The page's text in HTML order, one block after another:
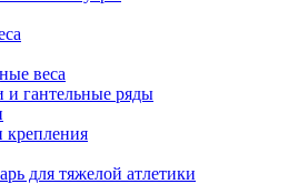
веса
и гантельные ряды
крепления
для тяжелой атлетики